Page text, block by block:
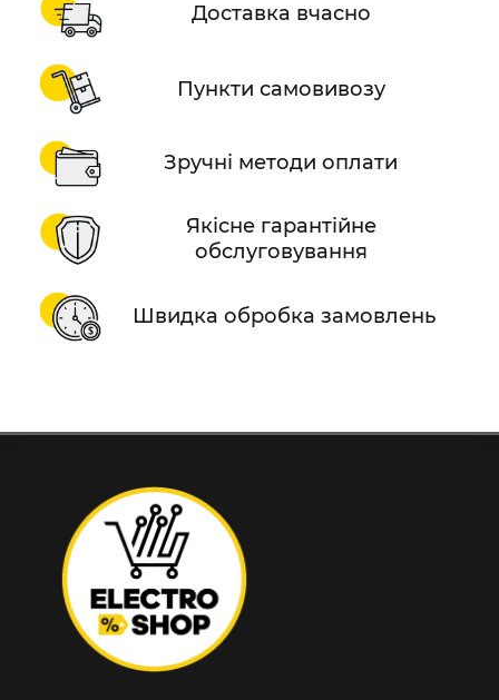
Доставка вчасно
Пункти самовивозу
Зручні методи оплати
Якісне гарантійне
обслуговування
Швидка обробка замовлень